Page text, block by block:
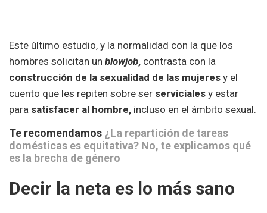
Este último estudio, y la normalidad con la que los
hombres solicitan un blowjob, contrasta con la
construcción de la sexualidad de las mujeres y el
cuento que les repiten sobre ser serviciales y estar
para satisfacer al hombre, incluso en el ámbito sexual.
Te recomendamos ¿La repartición de tareas
domésticas es equitativa? No, te explicamos qué
es la brecha de género
Decir la neta es lo más sano